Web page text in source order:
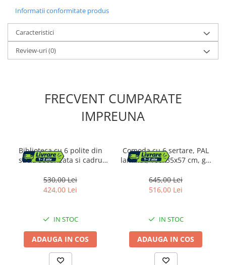
Informatii conformitate produs
Caracteristici
Review-uri(0)
FRECVENT CUMPARATE
IMPREUNA
Biblioteca cu 6 polite din
sticla securizata si cadru
auriu
530,00 Lei
424,00 Lei
IN STOC
ADAUGA IN COS
Comoda cu 6 sertare, PAL
laminat, 100x35x57 cm, gri
645,00 Lei
516,00 Lei
IN STOC
ADAUGA IN COS